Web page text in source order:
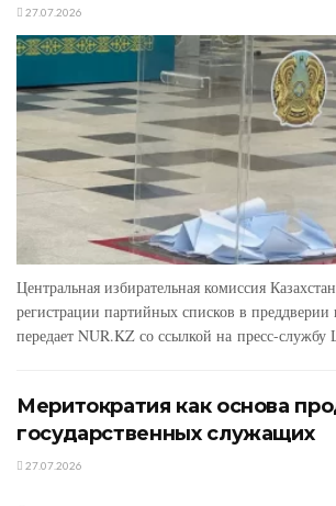
27.07.2026
Центральная избирательная комиссия
регистрации партийных списков в преддверии
передает NUR.KZ со ссылкой на пресс-
Меритократия как основа
государственных служащих
27.07.2026